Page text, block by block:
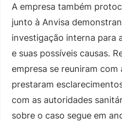
A empresa também
junto à Anvisa
investigação interna para
e suas possíveis causas.
empresa se reuniram com
prestaram
com as autoridades
sobre o caso segue em